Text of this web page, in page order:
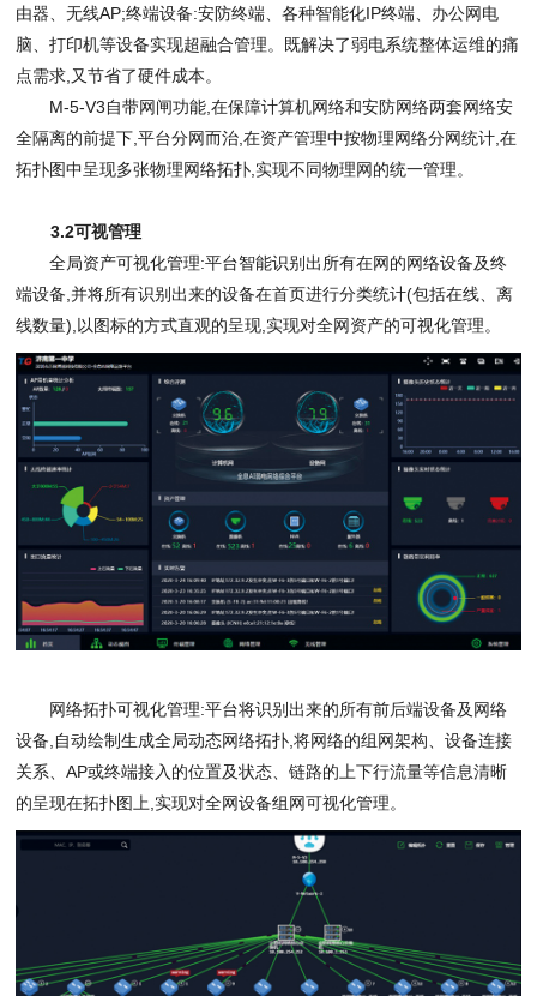
由器、无线AP;终端设备:安防终端、各种智能化IP终端、办公网电
脑、打印机等设备实现超融合管理。既解决了弱电系统整体运维的痛
点需求,又节省了硬件成本。
M-5-V3自带网闸功能,在保障计算机网络和安防网络两套网络安
全隔离的前提下,平台分网而治,在资产管理中按物理网络分网统计,在
拓扑图中呈现多张物理网络拓扑,实现不同物理网的统一管理。
3.2可视管理
全局资产可视化管理:平台智能识别出所有在网的网络设备及终
端设备,并将所有识别出来的设备在首页进行分类统计(包括在线、离
线数量),以图标的方式直观的呈现,实现对全网资产的可视化管理。
网络拓扑可视化管理:平台将识别出来的所有前后端设备及网络
设备 自动绘制生成全局动态网络拓扑 ,将网络的组网架构、设备连接
关系、AP或终端接入的位置及状态、链路的上下行流量等信息清晰
的呈现在拓扑图上 实现对全网设备组网可视化管理。